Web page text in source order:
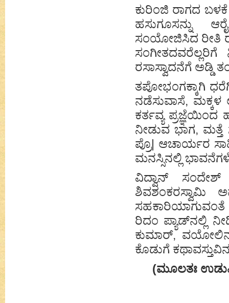
ಕುರಿಂಜಿ ರಾಗದ ಬಳಕೆ
ಹಸುಗೂಸನ್ನು
ಸಂಯೋಜಿಸಿದ ರೀತಿ
ರಸಾಸ್ವಾದನೆಗೆ ಅಡ್ಡಿ
ತಪೋಭಂಗಕ್ಕಾಗಿ
ನಡೆಸುವಾಸೆ, ಮಕ್ಕಳ
ಕರ್ತವ್ಯ ಪ್ರಜ್ಞೆಯಿಂದ
ನೀಡುವ ಭಾಗ, ಮತ್ತೆ
ಪ್ರೊ| ಆಚಾರ್ಯರ
ಮನಸ್ಸಿನಲ್ಲಿ
ವಿದ್ವಾನ್
ಶಿವಶಂಕರಸ್ವಾಮಿ
ರಿದಂ ಪ್ಯಾಡ್‌ನಲ್ಲಿ
ಕುಮಾರ್,
ಕೊಡುಗೆ
(ಮೂಲತಃ